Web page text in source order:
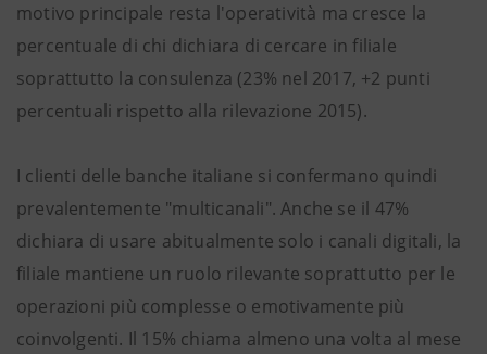
motivo principale resta l'operatività ma cresce la
percentuale di chi dichiara di cercare in filiale
soprattutto la consulenza (23% nel 2017, +2 punti
percentuali rispetto alla rilevazione 2015).
I clienti delle banche italiane si confermano quindi
prevalentemente "multicanali". Anche se il 47%
dichiara di usare abitualmente solo i canali digitali, la
filiale mantiene un ruolo rilevante soprattutto per le
operazioni più complesse o emotivamente più
coinvolgenti. Il 15% chiama almeno una volta al mese